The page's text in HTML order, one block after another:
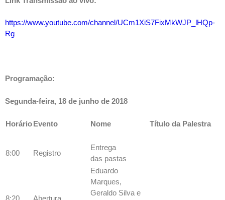
https://www.youtube.com/channel/UCm1XiS7FixMkWJP_lHQp-
Rg
Programação:
Segunda-feira, 18 de junho de 2018
HorárioEvento Nome Título da Palestra
8:00 Registro
Entrega
das pastas
8:20 Abertura
Eduardo
Marques,
Geraldo Silva e